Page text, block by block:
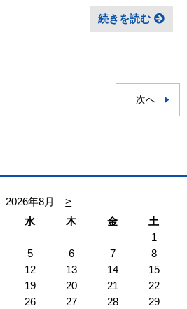
続きを読む
次へ
2026年8月
>
水 木 金
土
1
5 6 7
8
12 13 14
15
19 20 21
22
26 27 28
29